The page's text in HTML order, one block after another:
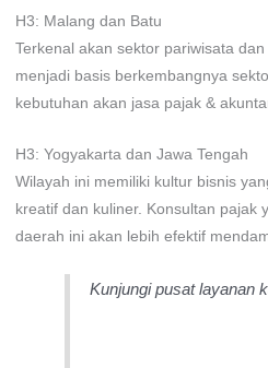
H3: Malang dan Batu
Terkenal akan sektor pariwisata
menjadi basis berkembangnya
kebutuhan akan jasa pajak &
H3: Yogyakarta dan Jawa Tengah
Wilayah ini memiliki kultur bisnis
kreatif dan kuliner. Konsultan pajak
daerah ini akan lebih efektif
Kunjungi pusat layanan